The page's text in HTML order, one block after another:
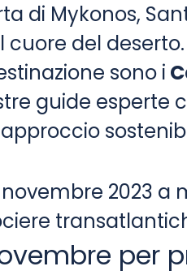
di Mykonos,
del
sono i
guide
2023 a
per